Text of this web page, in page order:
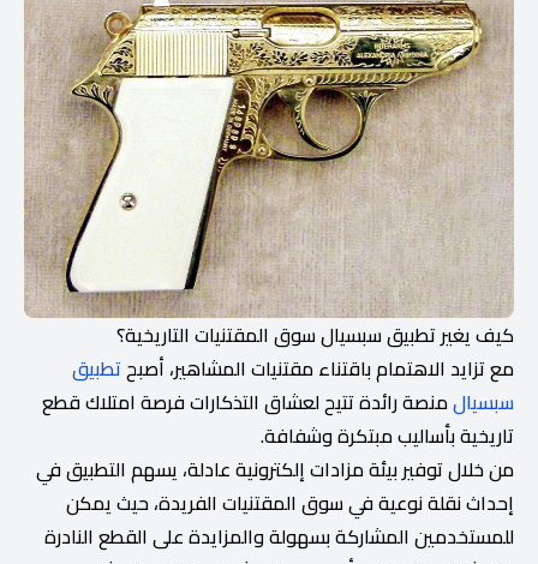
كيف يغير تطبيق سبسيال سوق المقتنيات التاريخية؟
مع تزايد الاهتمام باقتناء مقتنيات المشاهير، أصبحتطبيق
سبسيالمنصة رائدة تتيح لعشاق التذكارات فرصة امتلاك قطع
تاريخية بأساليب مبتكرة وشفافة.
من خلال توفير بيئة مزادات إلكترونية عادلة، يسهم التطبيق في
إحداث نقلة نوعية في سوق المقتنيات الفريدة، حيث يمكن
للمستخدمين المشاركة بسهولة والمزايدة على القطع النادرة